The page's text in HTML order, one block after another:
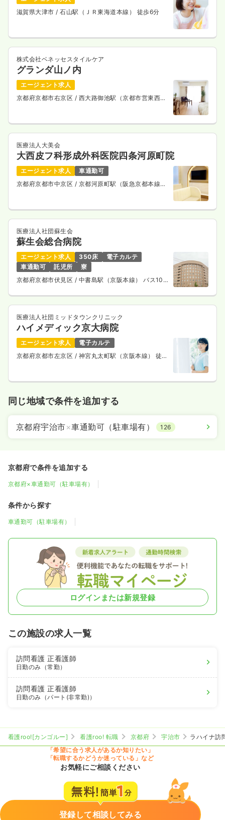
滋賀県大津市 / 石山駅（ＪＲ東海道本線） 徒歩6分
株式会社ベネッセスタイルケア
グランダ山ノ内
エージェント求人
京都府京都市右京区 / 西大路御池駅（京都市営東西
医療法人大美会
大西皮フ科形成外科医院四条河原町院
エージェント求人
車通勤可
京都府京都市中京区 / 京都河原町駅（阪急京都本線）
医療法人社団蘇生会
蘇生会総合病院
エージェント求人 350床
電子カルテ
車通勤可
託児所
寮
京都府京都市伏見区 / 中書島駅（京阪本線） バス10
医療法人社団ミッドタウンクリニック
ハイメディック京大病院
エージェント求人
電子カルテ
京都府京都市左京区 / 神宮丸太町駅（京阪本線） 徒歩
同じ地域で条件を追加する
京都府宇治市×車通勤可（駐車場有） 126
京都府で条件を追加する
京都府×車通勤可（駐車場有）
条件から探す
車通勤可（駐車場有）
ログインまたは新規登録
この施設の求人一覧
訪問看護正看護師
日勤のみ（常勤）
訪問看護正看護師
日勤のみ（パート(非常勤)）
看護roo![カンゴルー] 看護roo! 転職 京都府 宇治市
ラハイナ訪
「希望に合う求人があるか知りたい」
「転職するかどうか迷っている」など
お気軽にご相談ください
登録して相談してみる